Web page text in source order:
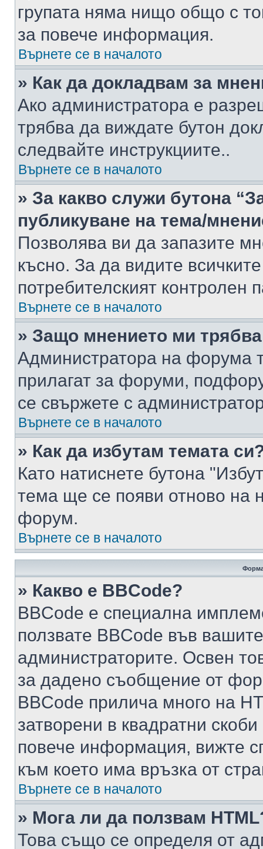
групата няма нищо общо с
за повече информация.
Върнете се в началото
» Как да докладвам за
Ако администратора е
трябва да виждате бутон
следвайте инструкциите..
Върнете се в началото
» За какво служи бутона
публикуване на тема/
Позволява ви да запазите
късно. За да видите
потребителският контролен
Върнете се в началото
» Защо мнението ми
Администратора на форума
прилагат за форуми,
се свържете с
Върнете се в началото
» Как да избутам темата
Като натиснете бутона
тема ще се появи отново на
форум.
Върнете се в началото
» Какво е BBCode?
BBCode е специална
ползвате BBCode във
администраторите. Освен
за дадено съобщение от
BBCode прилича много на
затворени в квадратни
повече информация, вижте
към което има връзка от
Върнете се в началото
» Мога ли да ползвам
Това също се определя от